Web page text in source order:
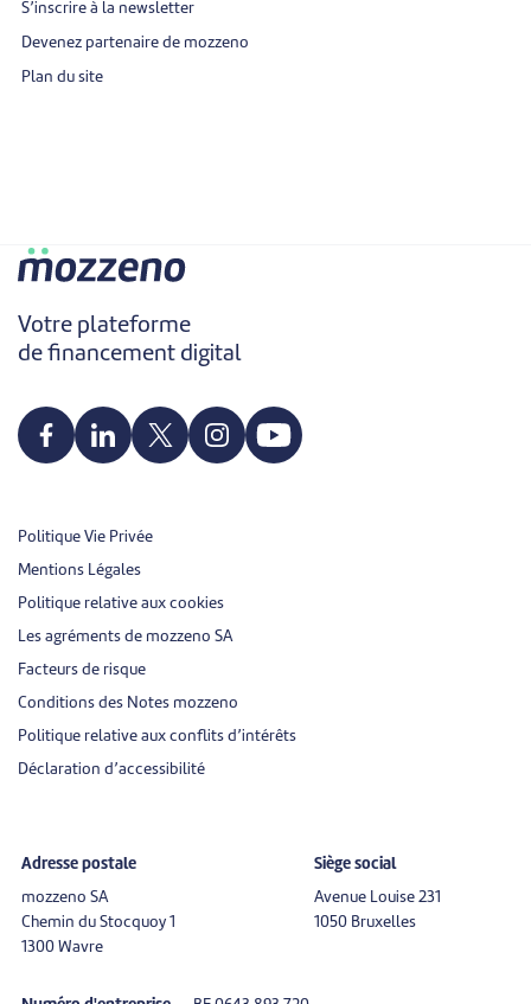
S’inscrire à la newsletter
Devenez partenaire de mozzeno
Plan du site
Votre plateforme
de financement digital
Politique Vie Privée
Mentions Légales
Politique relative aux cookies
Les agréments de mozzeno SA
Facteurs de risque
Conditions des Notes mozzeno
Politique relative aux conflits d’intérêts
Déclaration d’accessibilité
Adresse postale
mozzeno SA
Chemin du Stocquoy 1
1300 Wavre
Siège social
Avenue Louise 231
1050 Bruxelles